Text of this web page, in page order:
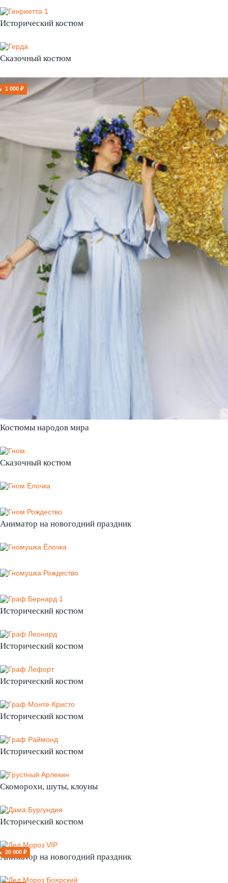
Исторический костюм
Сказочный костюм
1 000 ₽
Костюмы народов мира
Сказочный костюм
Аниматор на новогодний праздник
Исторический костюм
Исторический костюм
Исторический костюм
Исторический костюм
Исторический костюм
Скоморохи, шуты, клоуны
Исторический костюм
20 000 ₽
Аниматор на новогодний праздник